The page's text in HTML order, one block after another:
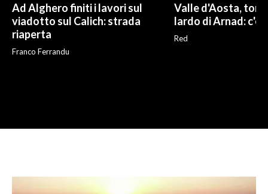
Ad Alghero finiti i lavori sul
viadotto sul Calich: strada
riaperta
Franco Ferrandu
Valle d'Aosta,
lardo di Arnad: c'è
Red